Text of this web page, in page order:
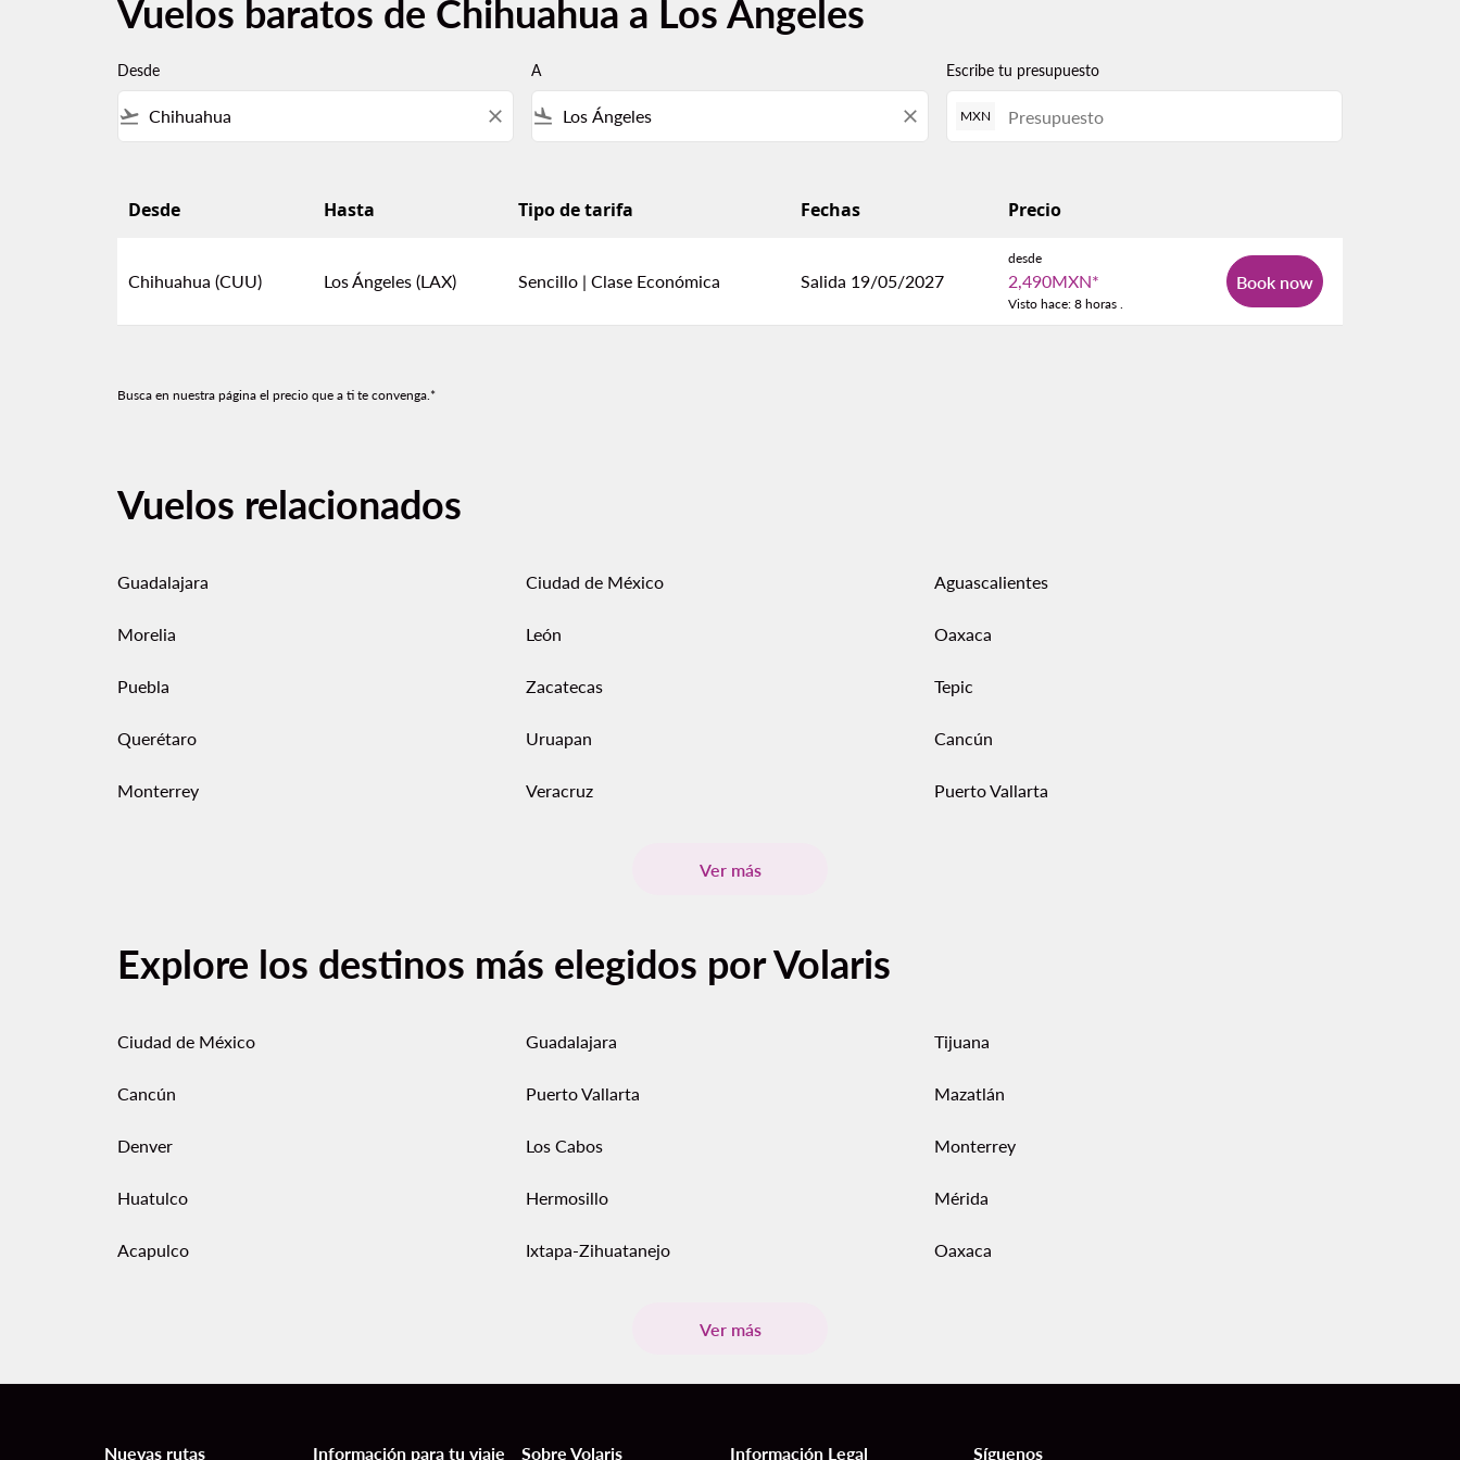
Vuelos baratos de Chihuahua a Los Ángeles
Desde
flight_takeoff close
A
flight_land close
Escribe tu presupuesto
MXN
Desde Hasta Tipo de tarifa Fechas Precio
Chihuahua (CUU) Los Ángeles (LAX) Sencillo | Clase Económica Salida 19/05/2027
desde
2,490MXN*
Visto hace: 8 horas .
Book now
Busca en nuestra página el precio que a ti te convenga.*
Vuelos relacionados
Guadalajara Ciudad de México Aguascalientes
Morelia León Oaxaca
Puebla Zacatecas Tepic
Querétaro Uruapan Cancún
Monterrey Veracruz Puerto Vallarta
Ver más
Explore los destinos más elegidos por Volaris
Ciudad de México Guadalajara Tijuana
Cancún Puerto Vallarta Mazatlán
Denver Los Cabos Monterrey
Huatulco Hermosillo Mérida
Acapulco Ixtapa-Zihuatanejo Oaxaca
Ver más
Nuevas rutas Información para tu viaje Sobre Volaris Información Legal Síguenos